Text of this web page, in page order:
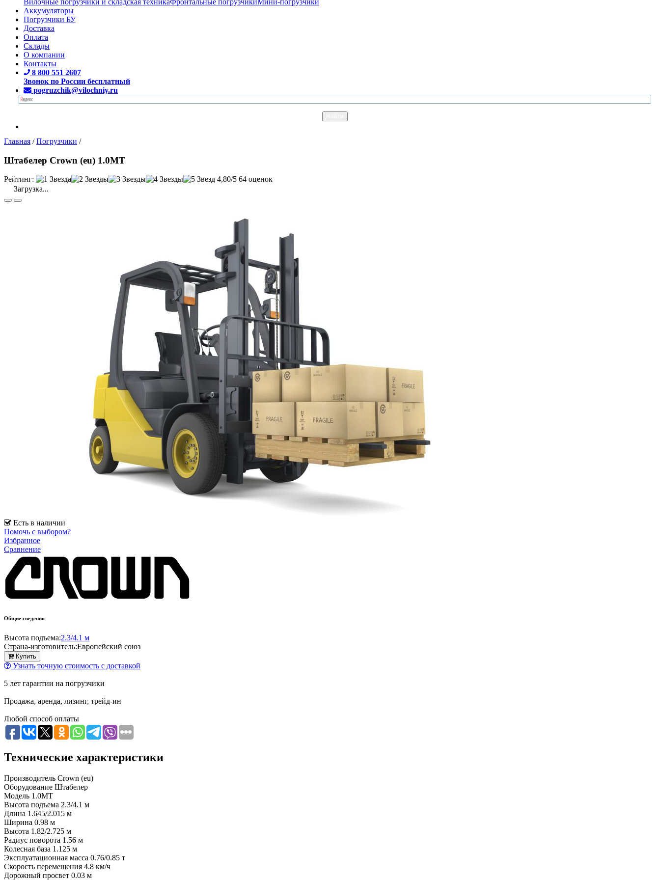
Аккумуляторы
Погрузчики БУ
Доставка
Оплата
Склады
О компании
Контакты
8 800 551 2607
Звонок по России бесплатный
pogruzchik@vilochniy.ru
Главная /Погрузчики /
Штабелер Crown (eu) 1.0MT
Рейтинг: 4,80/5 64 оценок
Загрузка...
Есть в наличии
Помочь с выбором?
Избранное
Сравнение
Общие сведения
Высота подъема:2.3/4.1 м
Страна-изготовитель:Европейский союз
Купить
Узнать точную стоимость с доставкой
5 лет гарантии на погрузчики
Продажа, аренда, лизинг, трейд-ин
Любой способ оплаты
Технические характеристики
Производитель Crown (eu)
Оборудование Штабелер
Модель 1.0MT
Высота подъема 2.3/4.1 м
Длина 1.645/2.015 м
Ширина 0.98 м
Высота 1.82/2.725 м
Радиус поворота 1.56 м
Колесная база 1.125 м
Эксплуатационная масса 0.76/0.85 т
Скорость перемещения 4.8 км/ч
Дорожный просвет 0.03 м